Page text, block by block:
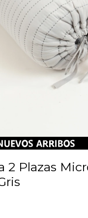
2 Plazas